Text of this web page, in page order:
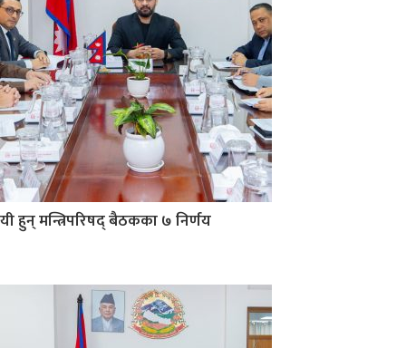
यी हुन् मन्त्रिपरिषद् बैठकका ७ निर्णय